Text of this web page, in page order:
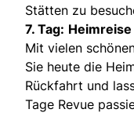
Stätten zu
7. Tag: Heimreise
Mit vielen
Sie heute die
Rückfahrt und
Tage Revue